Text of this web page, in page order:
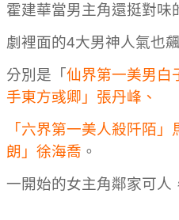
霍建華當男主角還挺對味
劇裡面的4大男神人氣也飆
分別是「 仙界第一美男白
手東方彧卿」張丹峰、
「六界第一美人殺阡陌
朗」徐海喬 。
一開始的女主角鄰家可人